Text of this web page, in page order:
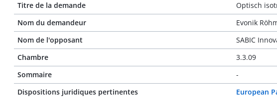
Titre de la demande
Optisch
Nom du demandeur
Evonik
Nom de l'opposant
SABIC
Chambre
3.3.09
Sommaire
-
Dispositions juridiques pertinentes
European